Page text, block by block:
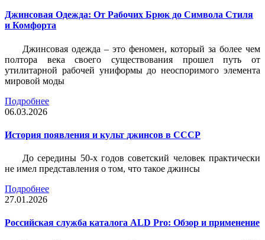
Джинсовая Одежда: От Рабочих Брюк до Символа Стиля
и Комфорта
Джинсовая одежда – это феномен, который за более чем
полтора века своего существования прошел путь от
утилитарной рабочей униформы до неоспоримого элемента
мировой моды
Подробнее
06.03.2026
История появления и культ джинсов в СССР
До середины 50-х годов советский человек практически
не имел представления о том, что такое джинсы
Подробнее
27.01.2026
Российская служба каталога ALD Pro: Обзор и применение